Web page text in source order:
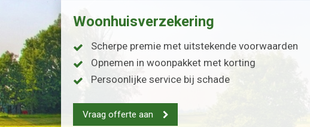
Woonhuisverzekering
Scherpe premie met uitstekende voorwaarden
Opnemen in woonpakket met korting
Persoonlijke service bij schade
Vraag offerte aan